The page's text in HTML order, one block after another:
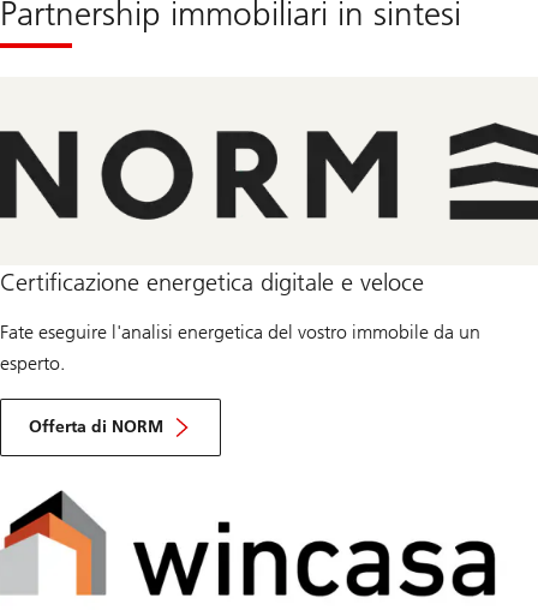
Partnership immobiliari in sintesi
Certificazione energetica digitale e veloce
Fate eseguire l'analisi energetica del vostro immobile da un
esperto.
Offerta di NORM